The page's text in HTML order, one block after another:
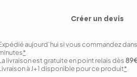
Créer un devis
aujourd’hui si vous commandez
*
à J+1 disponible pour ce produit*
livraison est gratuite en point relais dès